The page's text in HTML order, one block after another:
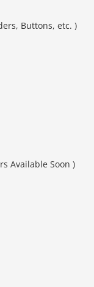
Buttons, etc. )
Available Soon )